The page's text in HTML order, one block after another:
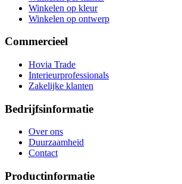
Winkelen op kleur
Winkelen op ontwerp
Commercieel
Hovia Trade
Interieurprofessionals
Zakelijke klanten
Bedrijfsinformatie
Over ons
Duurzaamheid
Contact
Productinformatie